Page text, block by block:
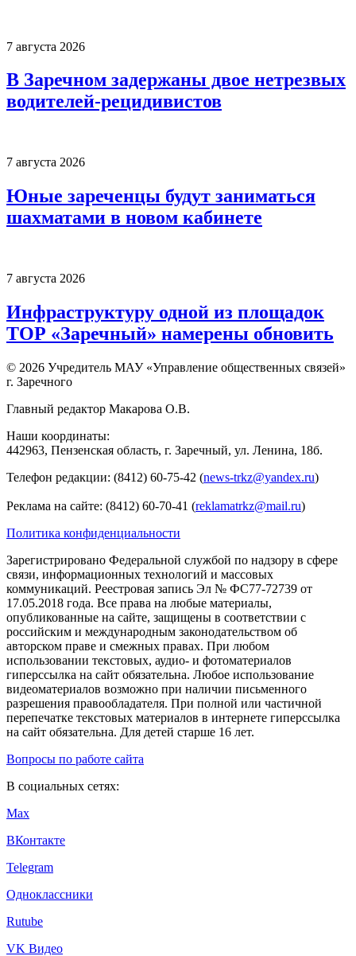
7 августа 2026
В Заречном задержаны двое нетрезвых
водителей-рецидивистов
7 августа 2026
Юные зареченцы будут заниматься
шахматами в новом кабинете
7 августа 2026
Инфраструктуру одной из площадок
ТОР «Заречный» намерены обновить
© 2026 Учредитель МАУ «Управление общественных связей»
г. Заречного
Главный редактор Макарова О.В.
Наши координаты:
442963, Пензенская область, г. Заречный, ул. Ленина, 18б.
Телефон редакции: (8412) 60-75-42 (news-trkz@yandex.ru)
Реклама на сайте: (8412) 60-70-41 (reklamatrkz@mail.ru)
Политика конфиденциальности
Зарегистрировано Федеральной службой по надзору в сфере
связи, информационных технологий и массовых
коммуникаций. Реестровая запись Эл № ФС77-72739 от
17.05.2018 года. Все права на любые материалы,
опубликованные на сайте, защищены в соответствии с
российским и международным законодательством об
авторском праве и смежных правах. При любом
использовании текстовых, аудио- и фотоматериалов
гиперссылка на сайт обязательна. Любое использование
видеоматериалов возможно при наличии письменного
разрешения правообладателя. При полной или частичной
перепечатке текстовых материалов в интернете гиперссылка
на сайт обязательна. Для детей старше 16 лет.
Вопросы по работе сайта
В социальных сетях:
Max
ВКонтакте
Telegram
Одноклассники
Rutube
VK Видео